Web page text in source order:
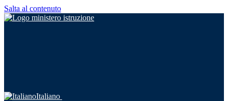
Salta al contenuto
Italiano